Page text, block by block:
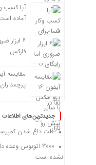
آیا کسب
آماده
۶ ابزار
فارکس
پرچمداران
جدیدترین‌های اطلاعات
علت داغ شدن
۳۰۰۰ اتوبوس
نشده است